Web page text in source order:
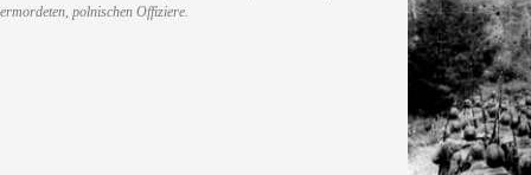
ermordeten, polnischen Offiziere.